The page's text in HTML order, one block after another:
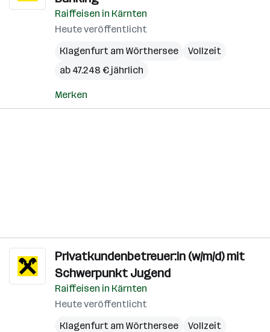
Raiffeisen in Kärnten
Heute veröffentlicht
Klagenfurt am Wörthersee
Vollzeit
ab 47.248 € jährlich
Merken
Privatkundenbetreuer:in (w/m/d) mit
Schwerpunkt Jugend
Raiffeisen in Kärnten
Heute veröffentlicht
Klagenfurt am Wörthersee
Vollzeit